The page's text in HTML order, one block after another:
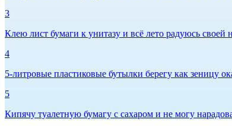
3
Клею лист бумаги к унитазу и всё лето радуюсь своей
4
5-литровые пластиковые бутылки берегу как зеницу
5
Кипячу туалетную бумагу с сахаром и не могу